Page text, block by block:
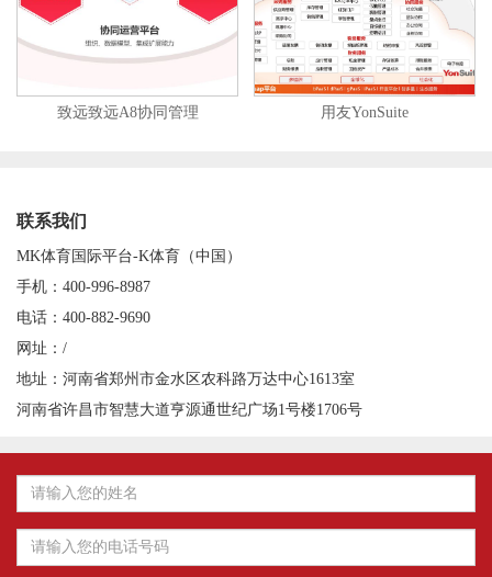
致远致远A8协同管理 用友YonSuite
联系我们
MK体育国际平台-K体育（中国）
手机：400-996-8987
电话：400-882-9690
网址：/
地址：河南省郑州市金水区农科路万达中心1613室
河南省许昌市智慧大道亨源通世纪广场1号楼1706号